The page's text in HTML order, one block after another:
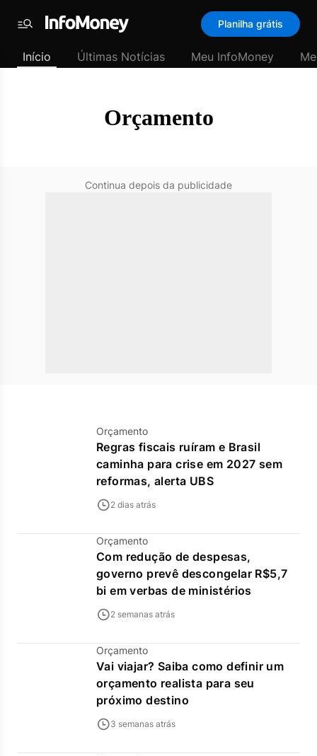
Padrão
Últimas
Menu
Planilha grátis
Início Últimas Notícias Meu InfoMoney
Orçamento
Continua depois da publicidade
Orçamento
Regras fiscais ruíram e Brasil
caminha para crise em 2027 sem
reformas, alerta UBS
2 dias atrás
Orçamento
Com redução de despesas,
governo prevê descongelar R$5,7
bi em verbas de ministérios
2 semanas atrás
Orçamento
Vai viajar? Saiba como definir um
orçamento realista para seu
próximo destino
3 semanas atrás